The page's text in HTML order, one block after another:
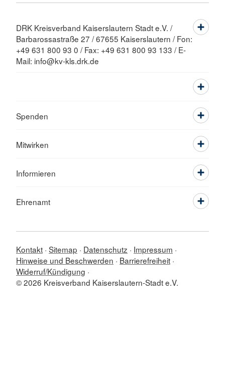
DRK Kreisverband Kaiserslautern Stadt e.V. /
Barbarossastraße 27 / 67655 Kaiserslautern / Fon:
+49 631 800 93 0 / Fax: +49 631 800 93 133 / E-
Mail: info@kv-kls.drk.de
Spenden
Mitwirken
Informieren
Ehrenamt
Kontakt Sitemap Datenschutz
Impressum
Hinweise und Beschwerden
Barrierefreiheit
Widerruf/Kündigung
© 2026 Kreisverband Kaiserslautern-Stadt e.V.